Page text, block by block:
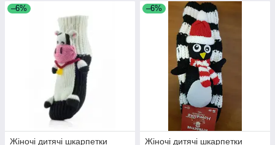
–6%
Жіночі дитячі шкарпетки
–6%
Жіночі дитячі шкарпетки